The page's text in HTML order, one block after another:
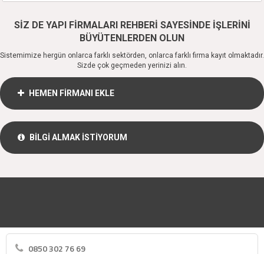
SİZ DE YAPI FİRMALARI REHBERİ SAYESİNDE İŞLERİNİ
BÜYÜTENLERDEN OLUN
Sistemimize hergün onlarca farklı sektörden, onlarca farklı firma kayıt olmaktadır.
Sizde çok geçmeden yerinizi alın.
HEMEN FİRMANI EKLE
BİLGİ ALMAK İSTİYORUM
0850 302 76 69